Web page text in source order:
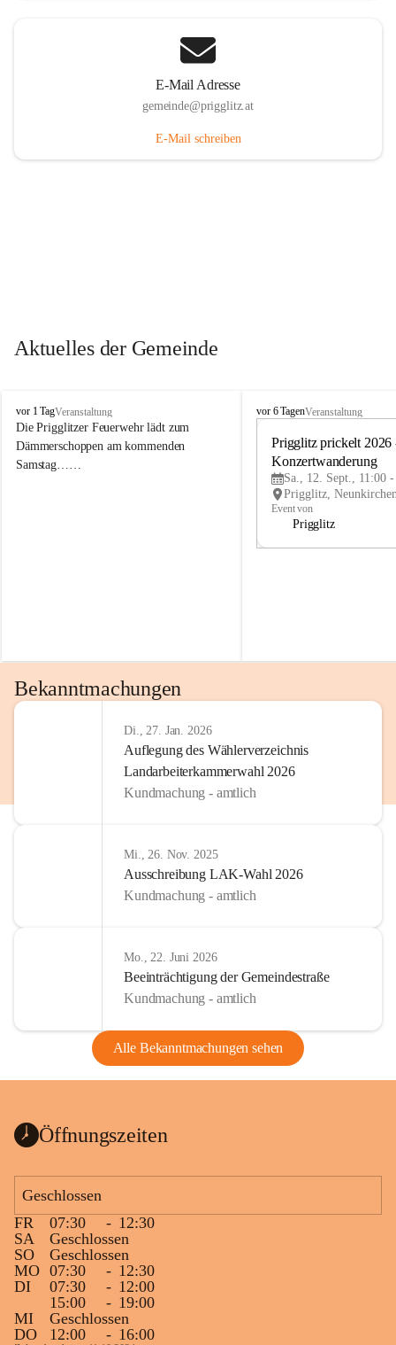
E-Mail Adresse
gemeinde@prigglitz.at
E-Mail schreiben
Aktuelles der Gemeinde
P
r
i
g
vor 1 TagVeranstaltung
Die Prigglitzer Feuerwehr lädt zum
Dämmerschoppen am kommenden
Samstag……
P
vor 6 TagenVeranstaltung
Prigglitz prickelt 2026
Konzertwanderung
Sa., 12. Sept., 11:00
Event von
Prigglitz
Bekanntmachungen
Di., 27. Jan. 2026
Auflegung des Wählerverzeichnis
Landarbeiterkammerwahl 2026
Kundmachung - amtlich
Mi., 26. Nov. 2025
Ausschreibung LAK-Wahl 2026
Kundmachung - amtlich
Mo., 22. Juni 2026
Beeinträchtigung der Gemeindestraße
Kundmachung - amtlich
Alle Bekanntmachungen sehen
Öffnungszeiten
Geschlossen
FR
07:30 - 12:30
SA
Geschlossen
SO
Geschlossen
MO 07:30 - 12:30
DI
07:30 - 12:00
15:00
- 19:00
MI
Geschlossen
DO
12:00 - 16:00